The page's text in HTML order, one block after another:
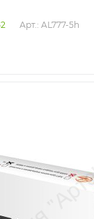
Арт.: AL777-5h